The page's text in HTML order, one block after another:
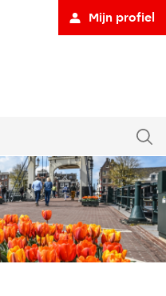
Mijn profiel